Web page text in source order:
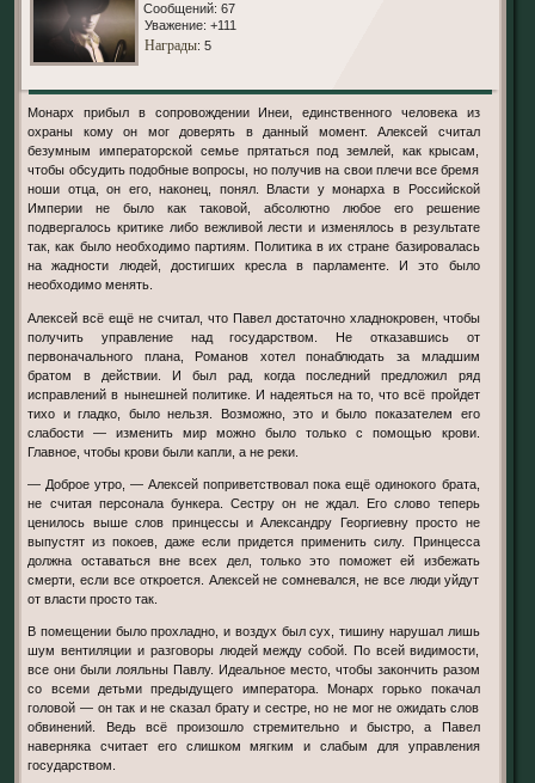
Сообщений: 67
Уважение: +111
Награды: 5
Монарх прибыл в сопровождении Инеи, единственного человека из
охраны кому он мог доверять в данный момент. Алексей считал
безумным императорской семье прятаться под землей, как крысам,
чтобы обсудить подобные вопросы, но получив на свои плечи все бремя
ноши отца, он его, наконец, понял. Власти у монарха в Российской
Империи не было как таковой, абсолютно любое его решение
подвергалось критике либо вежливой лести и изменялось в результате
так, как было необходимо партиям. Политика в их стране базировалась
на жадности людей, достигших кресла в парламенте. И это было
необходимо менять.
Алексей всё ещё не считал, что Павел достаточно хладнокровен, чтобы
получить управление над государством. Не отказавшись от
первоначального плана, Романов хотел понаблюдать за младшим
братом в действии. И был рад, когда последний предложил ряд
исправлений в нынешней политике. И надеяться на то, что всё пройдет
тихо и гладко, было нельзя. Возможно, это и было показателем его
слабости — изменить мир можно было только с помощью крови.
Главное, чтобы крови были капли, а не реки.
— Доброе утро, — Алексей поприветствовал пока ещё одинокого брата,
не считая персонала бункера. Сестру он не ждал. Его слово теперь
ценилось выше слов принцессы и Александру Георгиевну просто не
выпустят из покоев, даже если придется применить силу. Принцесса
должна оставаться вне всех дел, только это поможет ей избежать
смерти, если все откроется. Алексей не сомневался, не все люди уйдут
от власти просто так.
В помещении было прохладно, и воздух был сух, тишину нарушал лишь
шум вентиляции и разговоры людей между собой. По всей видимости,
все они были лояльны Павлу. Идеальное место, чтобы закончить разом
со всеми детьми предыдущего императора. Монарх горько покачал
головой — он так и не сказал брату и сестре, но не мог не ожидать слов
обвинений. Ведь всё произошло стремительно и быстро, а Павел
наверняка считает его слишком мягким и слабым для управления
государством.